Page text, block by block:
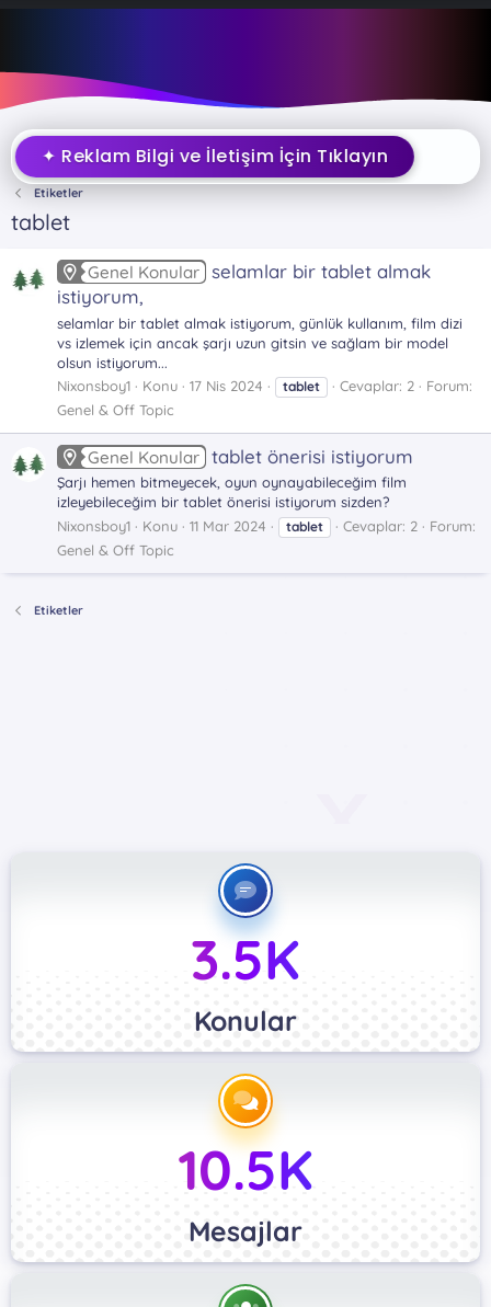
✦ Reklam Bilgi ve İletişim İçin Tıklayın
Etiketler
tablet
Genel Konular selamlar bir tablet almak
istiyorum,
selamlar bir tablet almak istiyorum, günlük kullanım, film dizi
vs izlemek için ancak şarjı uzun gitsin ve sağlam bir model
olsun istiyorum...
Nixonsboy1
Konu 17 Nis 2024 tablet Cevaplar: 2
Forum:
Genel & Off Topic
Genel Konular tablet önerisi istiyorum
Şarjı hemen bitmeyecek, oyun oynayabileceğim film
izleyebileceğim bir tablet önerisi istiyorum sizden?
Nixonsboy1
Konu 11 Mar 2024 tablet Cevaplar: 2
Forum:
Genel & Off Topic
Etiketler
3.5K
Konular
10.5K
Mesajlar